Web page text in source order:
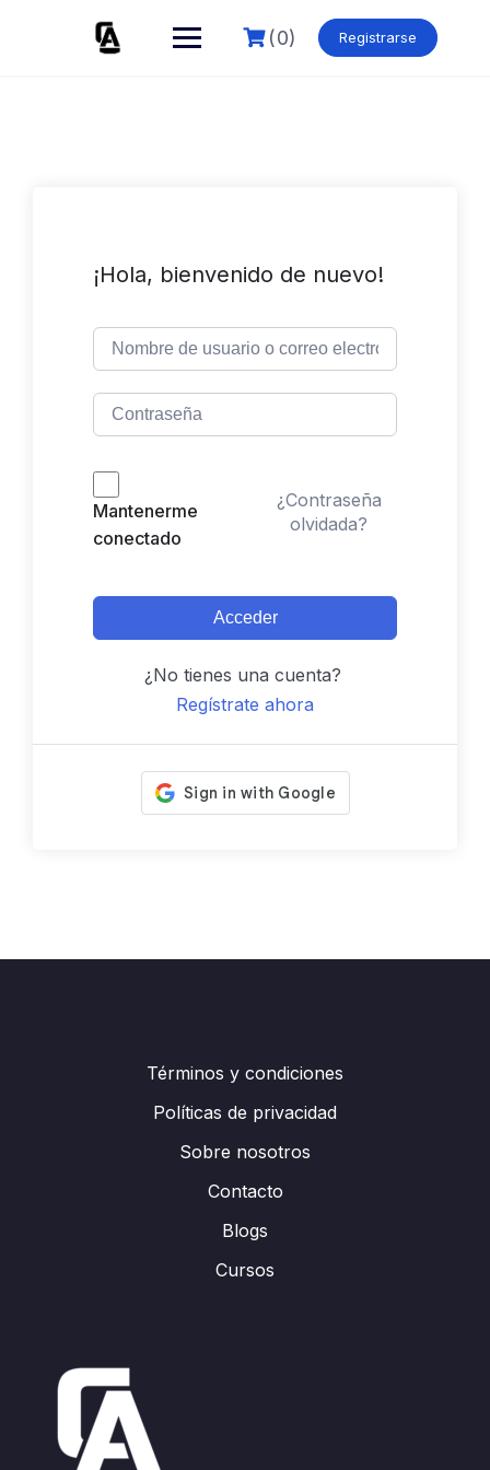
(0) Registrarse
¡Hola, bienvenido de nuevo!
Mantenerme
conectado
¿Contraseña
olvidada?
Acceder
¿No tienes una cuenta?
Regístrate ahora
Términos y condiciones
Políticas de privacidad
Sobre nosotros
Contacto
Blogs
Cursos